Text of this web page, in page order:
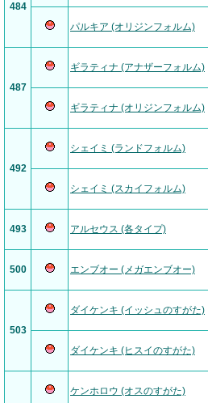
484
パルキア (オリジンフォルム)
487
ギラティナ (アナザーフォルム)
ギラティナ (オリジンフォルム)
492
シェイミ (ランドフォルム)
シェイミ (スカイフォルム)
493 アルセウス (各タイプ)
500 エンブオー (メガエンブオー)
503
ダイケンキ (イッシュのすがた)
ダイケンキ (ヒスイのすがた)
ケンホロウ (オスのすがた)